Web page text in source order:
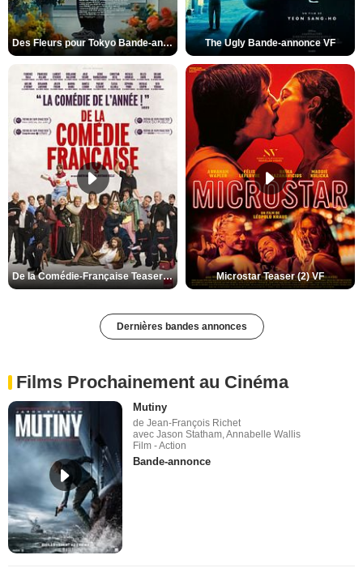
Des Fleurs pour Tokyo Bande-annonce VO STFR The Ugly Bande-annonce VF
De la Comédie-Française Teaser (3) VF Microstar Teaser (2) VF
Dernières bandes annonces
Films Prochainement au Cinéma
Mutiny
de Jean-François Richet
avec Jason Statham, Annabelle Wallis
Film - Action
Bande-annonce